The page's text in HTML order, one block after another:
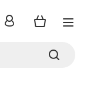
inloggen